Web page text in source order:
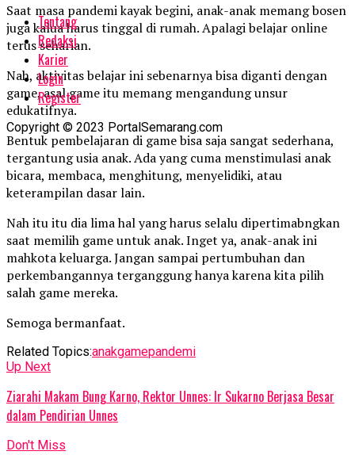
Saat masa pandemi kayak begini, anak-anak memang bosen
juga kalua harus tinggal di rumah. Apalagi belajar online
terus seharian.
Nah, aktivitas belajar ini sebenarnya bisa diganti dengan
game, asal game itu memang mengandung unsur
edukatifnya.
Bentuk pembelajaran di game bisa saja sangat sederhana,
tergantung usia anak. Ada yang cuma menstimulasi anak
bicara, membaca, menghitung, menyelidiki, atau
keterampilan dasar lain.
Nah itu itu dia lima hal yang harus selalu dipertimabngkan
saat memilih game untuk anak. Inget ya, anak-anak ini
mahkota keluarga. Jangan sampai pertumbuhan dan
perkembangannya terganggung hanya karena kita pilih
salah game mereka.
Semoga bermanfaat.
Related Topics:anakgamepandemi
Up Next
Ziarahi Makam Bung Karno, Rektor Unnes: Ir Sukarno Berjasa Besar
dalam Pendirian Unnes
Don't Miss
Tentang
Redaksi
Karier
Login
Register
Copyright © 2023 PortalSemarang.com